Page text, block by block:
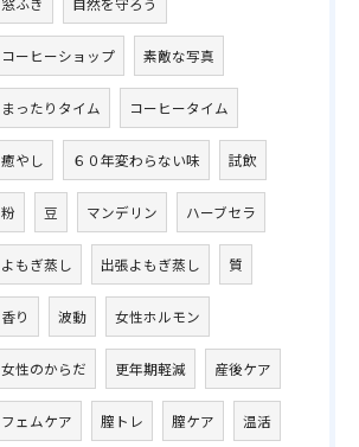
コーヒーショップ 素敵な写真
まったりタイム コーヒータイム
癒やし ６０年変わらない味 試飲
粉 豆 マンデリン ハーブセラ
よもぎ蒸し 出張よもぎ蒸し 質
香り 波動 女性ホルモン
女性のからだ 更年期軽減 産後ケア
フェムケア 膣トレ 膣ケア 温活